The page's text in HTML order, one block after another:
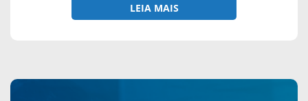
LEIA MAIS